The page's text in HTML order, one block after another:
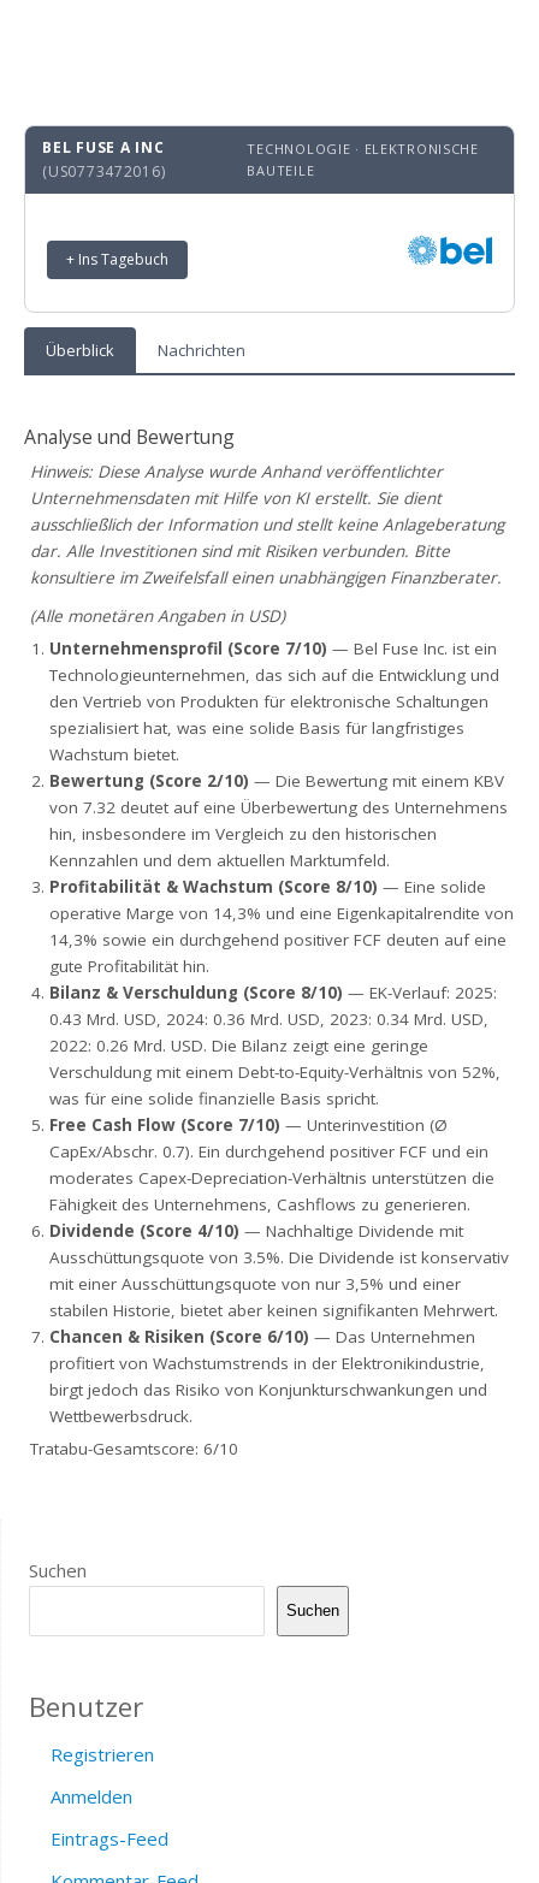
BEL FUSE A INC
(US0773472016)
TECHNOLOGIE · ELEKTRONISCHE
BAUTEILE
+ Ins Tagebuch
Überblick Nachrichten
Analyse und Bewertung
Hinweis: Diese Analyse wurde Anhand veröffentlichter
Unternehmensdaten mit Hilfe von KI erstellt. Sie dient
ausschließlich der Information und stellt keine Anlageberatung
dar. Alle Investitionen sind mit Risiken verbunden. Bitte
konsultiere im Zweifelsfall einen unabhängigen Finanzberater.
(Alle monetären Angaben in USD)
Unternehmensprofil (Score 7/10) — Bel Fuse Inc. ist ein
Technologieunternehmen, das sich auf die Entwicklung und
den Vertrieb von Produkten für elektronische Schaltungen
spezialisiert hat, was eine solide Basis für langfristiges
Wachstum bietet.
Bewertung (Score 2/10) — Die Bewertung mit einem KBV
von 7.32 deutet auf eine Überbewertung des Unternehmens
hin, insbesondere im Vergleich zu den historischen
Kennzahlen und dem aktuellen Marktumfeld.
Profitabilität & Wachstum (Score 8/10) — Eine solide
operative Marge von 14,3% und eine Eigenkapitalrendite von
14,3% sowie ein durchgehend positiver FCF deuten auf eine
gute Profitabilität hin.
Bilanz & Verschuldung (Score 8/10) — EK-Verlauf: 2025:
0.43 Mrd. USD, 2024: 0.36 Mrd. USD, 2023: 0.34 Mrd. USD,
2022: 0.26 Mrd. USD. Die Bilanz zeigt eine geringe
Verschuldung mit einem Debt-to-Equity-Verhältnis von 52%,
was für eine solide finanzielle Basis spricht.
Free Cash Flow (Score 7/10) — Unterinvestition (Ø
CapEx/Abschr. 0.7). Ein durchgehend positiver FCF und ein
moderates Capex-Depreciation-Verhältnis unterstützen die
Fähigkeit des Unternehmens, Cashflows zu generieren.
Dividende (Score 4/10) — Nachhaltige Dividende mit
Ausschüttungsquote von 3.5%. Die Dividende ist konservativ
mit einer Ausschüttungsquote von nur 3,5% und einer
stabilen Historie, bietet aber keinen signifikanten Mehrwert.
Chancen & Risiken (Score 6/10) — Das Unternehmen
profitiert von Wachstumstrends in der Elektronikindustrie,
birgt jedoch das Risiko von Konjunkturschwankungen und
Wettbewerbsdruck.
Tratabu-Gesamtscore: 6/10
Suchen
Suchen
Benutzer
Registrieren
Anmelden
Eintrags-Feed